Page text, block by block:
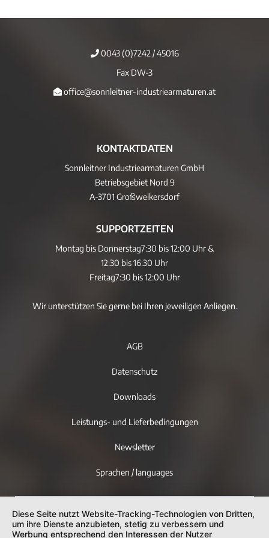
0043 (0)7242 / 45016
Fax DW-3
office@sonnleitner-industriearmaturen.at
KONTAKTDATEN
Sonnleitner Industriearmaturen GmbH
Betriebsgebiet Nord 9
A-3701 Großweikersdorf
SUPPORTZEITEN
Montag bis Donnerstag7:30 bis 12:00 Uhr &
12:30 bis 16:30 Uhr
Freitag7:30 bis 12:00 Uhr
Wir unterstützen Sie gerne bei Ihren jeweiligen Anliegen.
AGB
Datenschutz
Downloads
Leistungs- und Lieferbedingungen
Newsletter
Sprachen / languages
Diese Seite nutzt Website-Tracking-Technologien von Dritten,
um ihre Dienste anzubieten, stetig zu verbessern und
Werbung entsprechend den Interessen der Nutzer